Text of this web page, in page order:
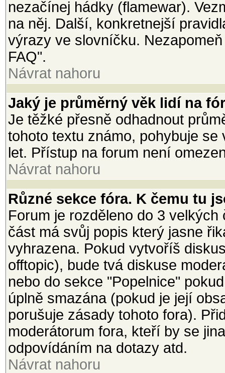
nezačínej hádky (flamewar).
na něj. Další, konkretnejší
výrazy ve slovníčku.
FAQ".
Návrat nahoru
Jaký je průměrný věk lidí na
Je těžké přesně odhadnout
tohoto textu známo, pohybuje
let. Přístup na forum není
Návrat nahoru
Různé sekce fóra. K čemu tu
Forum je rozděleno do 3
část má svůj popis který jasne
vyhrazena. Pokud vytvoříš
offtopic), bude tvá diskuse
nebo do sekce "Popelnice"
úplně smazána (pokud je její
porušuje zásady tohoto fora).
moderátorum fora, kteří by se
odpovídáním na dotazy atd.
Návrat nahoru